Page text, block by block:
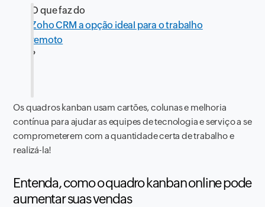
O que faz do
Zoho CRM a opção ideal para o trabalho
remoto
?
Os quadros kanban usam cartões, colunas e melhoria
contínua para ajudar as equipes de tecnologia e serviço a se
comprometerem com a quantidade certa de trabalho e
realizá-la!
Entenda, como o quadro kanban online pode
aumentar suas vendas